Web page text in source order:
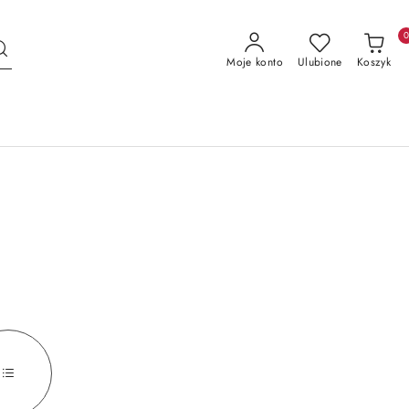
Moje konto Ulubione Koszyk
0